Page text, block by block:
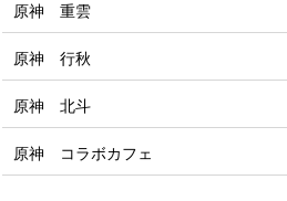
原神 重雲
原神 行秋
原神 北斗
原神 コラボカフェ